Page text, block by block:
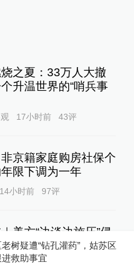
之夏：33万人大撤
升温世界的“哨兵事
17小时前 43评
京籍家庭购房社保个
限下调为一年
14小时前 97评
美方“边谈边施压”侵
略稳定基础，中方反
三连”
三天强降雨影响7省市，浙江上
险半圆